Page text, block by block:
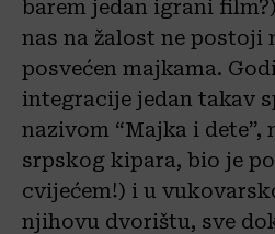
barem jedan igrani
nas na žalost ne postoji
posvećen majkama.
integracije jedan takav
nazivom “Majka i dete”,
srpskog kipara, bio je
cvijećem!) i u
njihovu dvorištu, sve